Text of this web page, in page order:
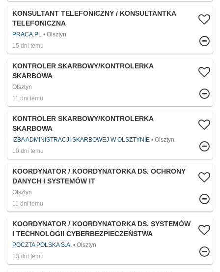
KONSULTANT TELEFONICZNY / KONSULTANTKA
TELEFONICZNA
PRACA.PL
Olsztyn
15 dni temu
KONTROLER SKARBOWY/KONTROLERKA
SKARBOWA
Olsztyn
11 dni temu
KONTROLER SKARBOWY/KONTROLERKA
SKARBOWA
IZBA ADMINISTRACJI SKARBOWEJ W OLSZTYNIE
Olsztyn
10 dni temu
KOORDYNATOR / KOORDYNATORKA DS. OCHRONY
DANYCH I SYSTEMÓW IT
Olsztyn
11 dni temu
KOORDYNATOR / KOORDYNATORKA DS. SYSTEMÓW
I TECHNOLOGII CYBERBEZPIECZEŃSTWA
POCZTA POLSKA S.A.
Olsztyn
13 dni temu